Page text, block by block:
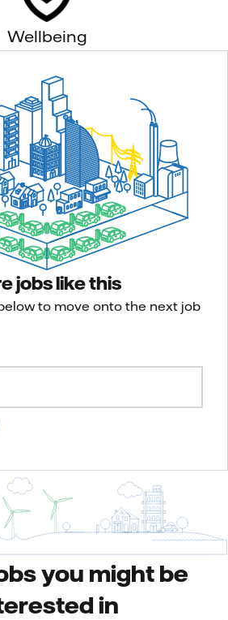
Wellbeing
jobs like this
to move onto the next job
you might be
in